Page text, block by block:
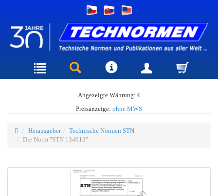
Angezeigte Währung: €
Preisanzeige: ohne MWS
Herausgeber
Technische Normen STN
Die Norm "STN 134013"